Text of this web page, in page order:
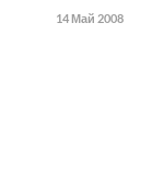
14 Май 2008